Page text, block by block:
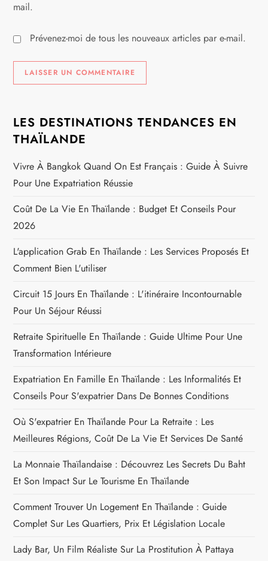
mail.
Prévenez-moi de tous les nouveaux articles par e-mail.
LES DESTINATIONS TENDANCES EN
THAÏLANDE
Vivre À Bangkok Quand On Est Français : Guide À Suivre
Pour Une Expatriation Réussie
Coût De La Vie En Thaïlande : Budget Et Conseils Pour
2026
L'application Grab En Thaïlande : Les Services Proposés Et
Comment Bien L'utiliser
Circuit 15 Jours En Thaïlande : L'itinéraire Incontournable
Pour Un Séjour Réussi
Retraite Spirituelle En Thaïlande : Guide Ultime Pour Une
Transformation Intérieure
Expatriation En Famille En Thaïlande : Les Informalités Et
Conseils Pour S'expatrier Dans De Bonnes Conditions
Où S'expatrier En Thaïlande Pour La Retraite : Les
Meilleures Régions, Coût De La Vie Et Services De Santé
La Monnaie Thaïlandaise : Découvrez Les Secrets Du Baht
Et Son Impact Sur Le Tourisme En Thaïlande
Comment Trouver Un Logement En Thaïlande : Guide
Complet Sur Les Quartiers, Prix Et Législation Locale
Lady Bar, Un Film Réaliste Sur La Prostitution À Pattaya